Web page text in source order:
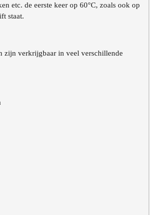
etc. de eerste keer op 60°C, zoals ook op
staat.
zijn verkrijgbaar in veel verschillende